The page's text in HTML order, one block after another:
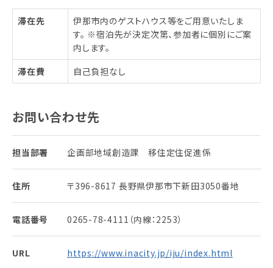
滞在先
伊那市内のゲストハウス等をご用意いたしま
す。 ※宿泊先が決定次第、参加者に個別にご案
内します。
滞在費
自己負担なし
お問い合わせ先
担当部署 企画部地域創造課 移住定住促進係
住所 〒396-8617 長野県伊那市下新田3050番地
電話番号 0265-78-4111（内線：2253）
URL https://www.inacity.jp/iju/index.html